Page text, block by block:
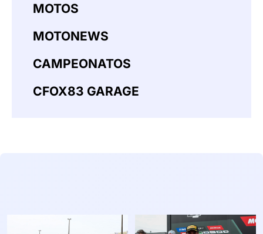
MOTOS
MOTONEWS
CAMPEONATOS
CFOX83 GARAGE